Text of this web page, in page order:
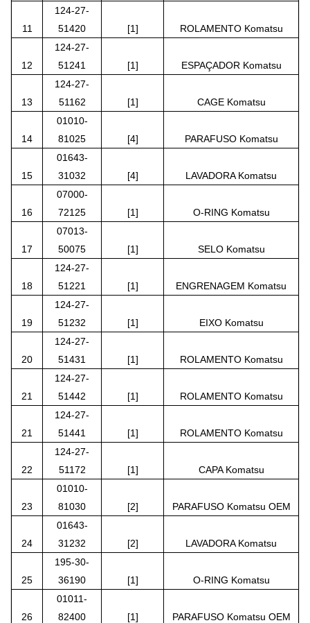
11
124-27-
51420
[1] ROLAMENTO Komatsu
12
124-27-
51241
[1] ESPAÇADOR Komatsu
13
124-27-
51162
[1] CAGE Komatsu
14
01010-
81025
[4] PARAFUSO Komatsu
15
01643-
31032
[4] LAVADORA Komatsu
16
07000-
72125
[1] O-RING Komatsu
17
07013-
50075
[1] SELO Komatsu
18
124-27-
51221
[1] ENGRENAGEM Komatsu
19
124-27-
51232
[1] EIXO Komatsu
20
124-27-
51431
[1] ROLAMENTO Komatsu
21
124-27-
51442
[1] ROLAMENTO Komatsu
21
124-27-
51441
[1] ROLAMENTO Komatsu
22
124-27-
51172
[1] CAPA Komatsu
23
01010-
81030
[2] PARAFUSO Komatsu OEM
24
01643-
31232
[2] LAVADORA Komatsu
25
195-30-
36190
[1] O-RING Komatsu
26
01011-
82400
[1] PARAFUSO Komatsu OEM